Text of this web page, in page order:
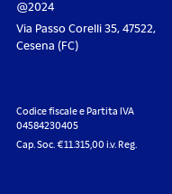
@2024
Via Passo Corelli 35, 47522,
Cesena (FC)
Codice fiscale e Partita IVA
04584230405
Cap. Soc. €11.315,00 i.v. Reg.